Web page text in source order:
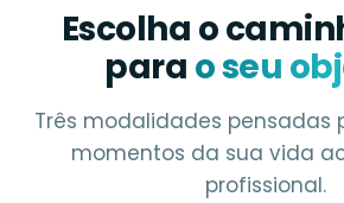
Escolha o
para o seu
Três modalidades pensadas
momentos da sua vida
profissional.